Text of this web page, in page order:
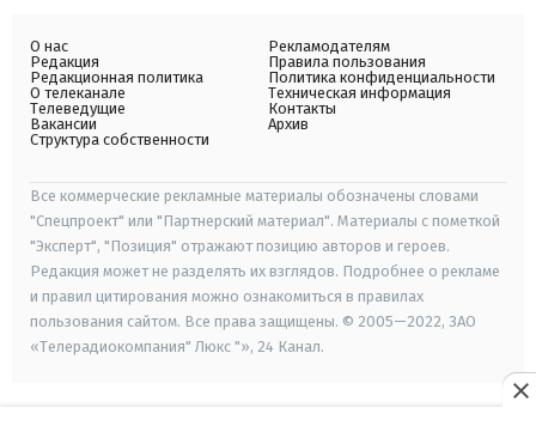
О нас
Редакция
Редакционная политика
О телеканале
Телеведущие
Вакансии
Структура собственности
Рекламодателям
Правила пользования
Политика конфиденциальности
Техническая информация
Контакты
Архив
Все коммерческие рекламные материалы обозначены словами
"Спецпроект" или "Партнерский материал". Материалы с пометкой
"Эксперт", "Позиция" отражают позицию авторов и героев.
Редакция может не разделять их взглядов. Подробнее о рекламе
и правил цитирования можно ознакомиться в правилах
пользования сайтом. Все права защищены. © 2005—2022, ЗАО
«Телерадиокомпания" Люкс "», 24 Канал.